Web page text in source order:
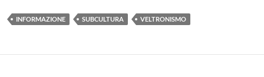
INFORMAZIONE SUBCULTURA VELTRONISMO